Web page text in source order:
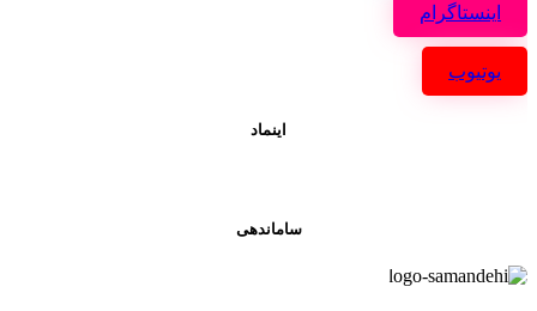
اینستاگرام
یوتیوب
اینماد
ساماندهی